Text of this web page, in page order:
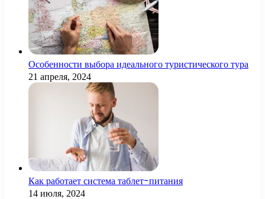
Особенности выбора идеального туристического тура
21 апреля, 2024
Как работает система таблет-питания
14 июля, 2024